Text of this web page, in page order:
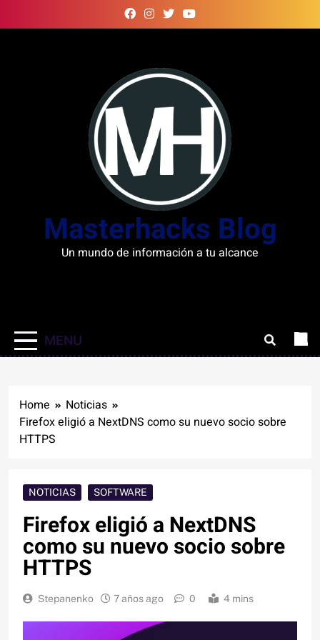
to
Masterhacks Blog
Un mundo de información a tu alcance
MENU
Home
Noticias
Firefox eligió a NextDNS como su nuevo socio sobre
HTTPS
NOTICIAS SOFTWARE
Firefox eligió a NextDNS
como su nuevo socio sobre
HTTPS
Stepanenko 7 años ago 0 4 mins